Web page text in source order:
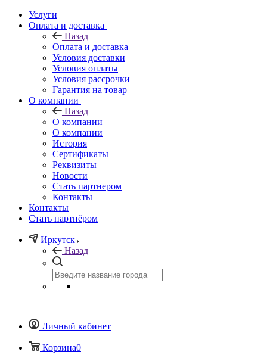
Услуги
Оплата и доставка
Назад
Оплата и доставка
Условия доставки
Условия оплаты
Условия рассрочки
Гарантия на товар
О компании
Назад
О компании
О компании
История
Сертификаты
Реквизиты
Новости
Стать партнером
Контакты
Контакты
Стать партнёром
Иркутск
Назад
Личный кабинет
Корзина0